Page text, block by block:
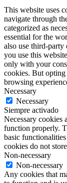
This website uses
navigate through
categorized as
essential for the
also use third-party
you use this
only with your
cookies. But
browsing
Necessary
Necessary
Siempre activado
Necessary cookies
function properly.
basic
cookies do not
Non-necessary
Non-necessary
Any cookies that